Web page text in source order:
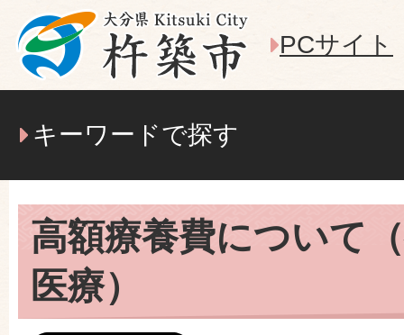
PCサイト
キーワードで探す
高額療養費について
医療）